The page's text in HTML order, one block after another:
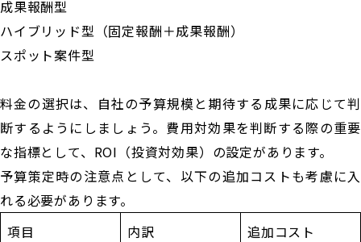
成果報酬型
ハイブリッド型（固定報酬＋成果報酬）
スポット案件型
料金の選択は、自社の予算規模と期待する成果に応じて判
断するようにしましょう。費用対効果を判断する際の重要
な指標として、ROI（投資対効果）の設定があります。
予算策定時の注意点として、以下の追加コストも考慮に入
れる必要があります。
項目
内訳
追加コスト